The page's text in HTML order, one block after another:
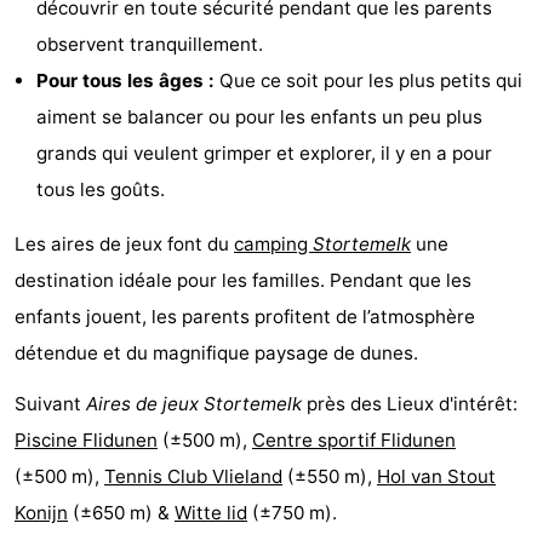
Faire
du
Randonnée
Peche
Sportive
-
Equitation
-
sur
les
des
phoques
Boire
et
Événements
découvrir en toute sécurité pendant que les parents
observent tranquillement.
Pour tous les âges : Que ce soit pour les plus petits qui
aiment se balancer ou pour les enfants un peu plus
grands qui veulent grimper et explorer, il y en a pour
tous les goûts.
Les aires de jeux font du camping Stortemelk une
destination idéale pour les familles. Pendant que les
enfants jouent, les parents profitent de l’atmosphère
détendue et du magnifique paysage de dunes.
Suivant Aires de jeux Stortemelk près des Lieux d'intérêt:
Piscine Flidunen (±500 m), Centre sportif Flidunen
(±500 m), Tennis Club Vlieland (±550 m), Hol van Stout
Konijn (±650 m) & Witte lid (±750 m).